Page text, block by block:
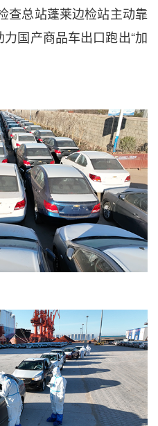
查总站蓬莱边检站主动靠
国产商品车出口跑出“加